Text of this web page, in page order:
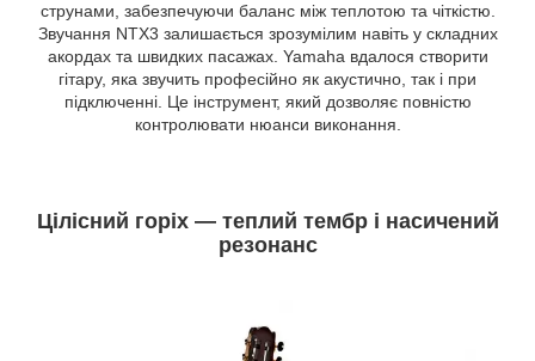
струнами, забезпечуючи баланс між теплотою та чіткістю.
Звучання NTX3 залишається зрозумілим навіть у складних
акордах та швидких пасажах. Yamaha вдалося створити
гітару, яка звучить професійно як акустично, так і при
підключенні. Це інструмент, який дозволяє повністю
контролювати нюанси виконання.
Цілісний горіх — теплий тембр і насичений
резонанс